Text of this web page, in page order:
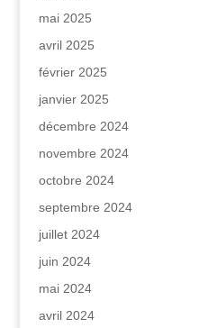
mai 2025
avril 2025
février 2025
janvier 2025
décembre 2024
novembre 2024
octobre 2024
septembre 2024
juillet 2024
juin 2024
mai 2024
avril 2024